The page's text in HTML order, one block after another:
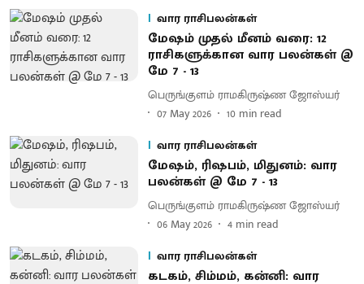
வார ராசிபலன்கள்
மேஷம் முதல் மீனம் வரை: 12
ராசிகளுக்கான வார பலன்கள் @
மே 7 - 13
பெருங்குளம் ராமகிருஷ்ண ஜோஸ்யர்
07 May 2026
10 min read
வார ராசிபலன்கள்
மேஷம், ரிஷபம், மிதுனம்: வார
பலன்கள் @ மே 7 - 13
பெருங்குளம் ராமகிருஷ்ண ஜோஸ்யர்
06 May 2026
4 min read
வார ராசிபலன்கள்
கடகம், சிம்மம், கன்னி: வார